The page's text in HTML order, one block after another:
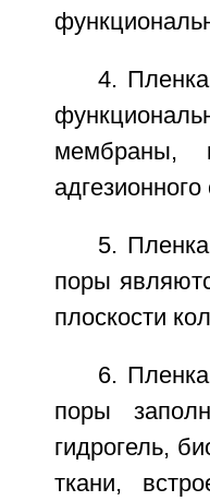
4.
мембраны,
5.
поры
плоскости
6.
поры
гидрогель,
ткани,